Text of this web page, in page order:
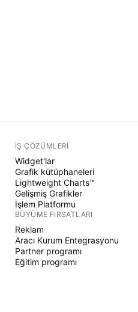
İŞ ÇÖZÜMLERI
Widget'lar
Grafik kütüphaneleri
Lightweight Charts™
Gelişmiş Grafikler
İşlem Platformu
BÜYÜME FIRSATLARI
Reklam
Aracı Kurum Entegrasyonu
Partner programı
Eğitim programı